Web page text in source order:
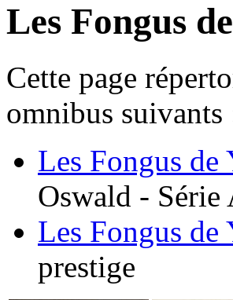
Les Fongus
Cette page
omnibus suivants
Les Fongus de
Oswald - Série
Les Fongus de
prestige